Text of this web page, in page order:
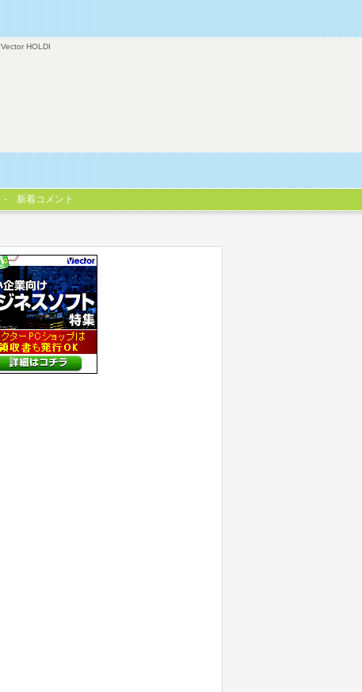
Vector HOLDI
新着コメント